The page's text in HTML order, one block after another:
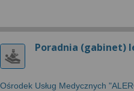
Poradnia (gabinet)
Ośrodek Usług Medycznych